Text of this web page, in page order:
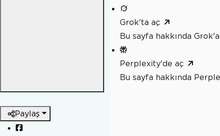
Grok'ta aç
Bu sayfa hakkında
Perplexity'de aç
Bu sayfa hakkında
Paylaş